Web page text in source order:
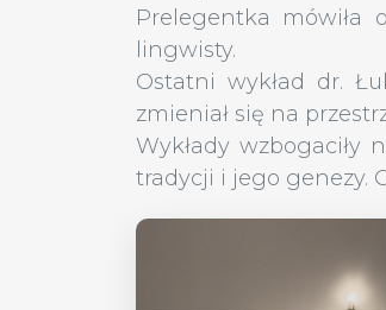
Prelegentka mówiła
lingwisty.
Ostatni wykład dr.
zmieniał się na
Wykłady
tradycji i jego genezy.